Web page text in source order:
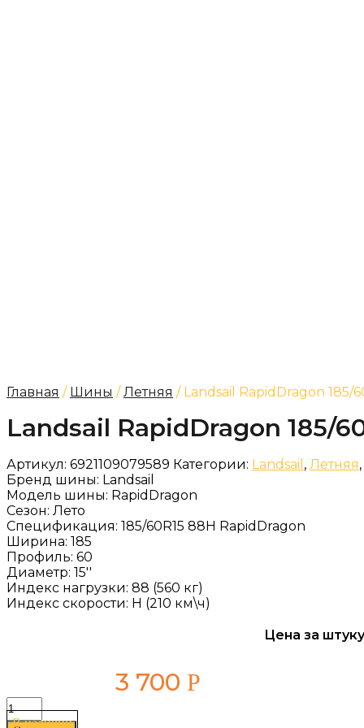
Главная / Шины /Летняя / Landsail RapidDragon 185/
Landsail RapidDragon 185/
Артикул: 6921109079589 Категории: Landsail , Летняя,
Бренд шины: Landsail
Модель шины: RapidDragon
Сезон: Лето
Спецификация: 185/60R15 88H RapidDragon
Ширина: 185
Профиль: 60
Диаметр: 15''
Индекс нагрузки: 88 (560 кг)
Индекс скорости: H (210 км\ч)
Цена за
3 700 Р
В наличии
Количество
товара